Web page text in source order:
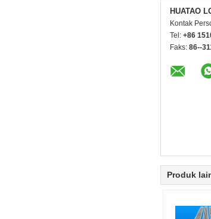
HUATAO
Kontak
Tel: +86
Faks: 86--
Produk